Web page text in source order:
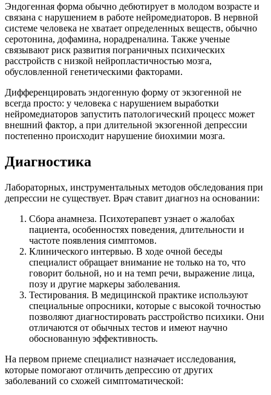
Эндогенная форма обычно дебютирует в молодом возрасте и
связана с нарушением в работе нейромедиаторов. В нервной
системе человека не хватает определенных веществ, обычно
серотонина, дофамина, норадреналина. Также ученые
связывают риск развития пограничных психических
расстройств с низкой нейропластичностью мозга,
обусловленной генетическими факторами.
Дифференцировать эндогенную форму от экзогенной не
всегда просто: у человека с нарушением выработки
нейромедиаторов запустить патологический процесс может
внешний фактор, а при длительной экзогенной депрессии
постепенно происходит нарушение биохимии мозга.
Диагностика
Лабораторных, инструментальных методов обследования при
депрессии не существует. Врач ставит диагноз на основании:
Сбора анамнеза. Психотерапевт узнает о жалобах
пациента, особенностях поведения, длительности и
частоте появления симптомов.
Клинического интервью. В ходе очной беседы
специалист обращает внимание не только на то, что
говорит больной, но и на темп речи, выражение лица,
позу и другие маркеры заболевания.
Тестирования. В медицинской практике используют
специальные опросники, которые с высокой точностью
позволяют диагностировать расстройство психики. Они
отличаются от обычных тестов и имеют научно
обоснованную эффективность.
На первом приеме специалист назначает исследования,
которые помогают отличить депрессию от других
заболеваний со схожей симптоматической: